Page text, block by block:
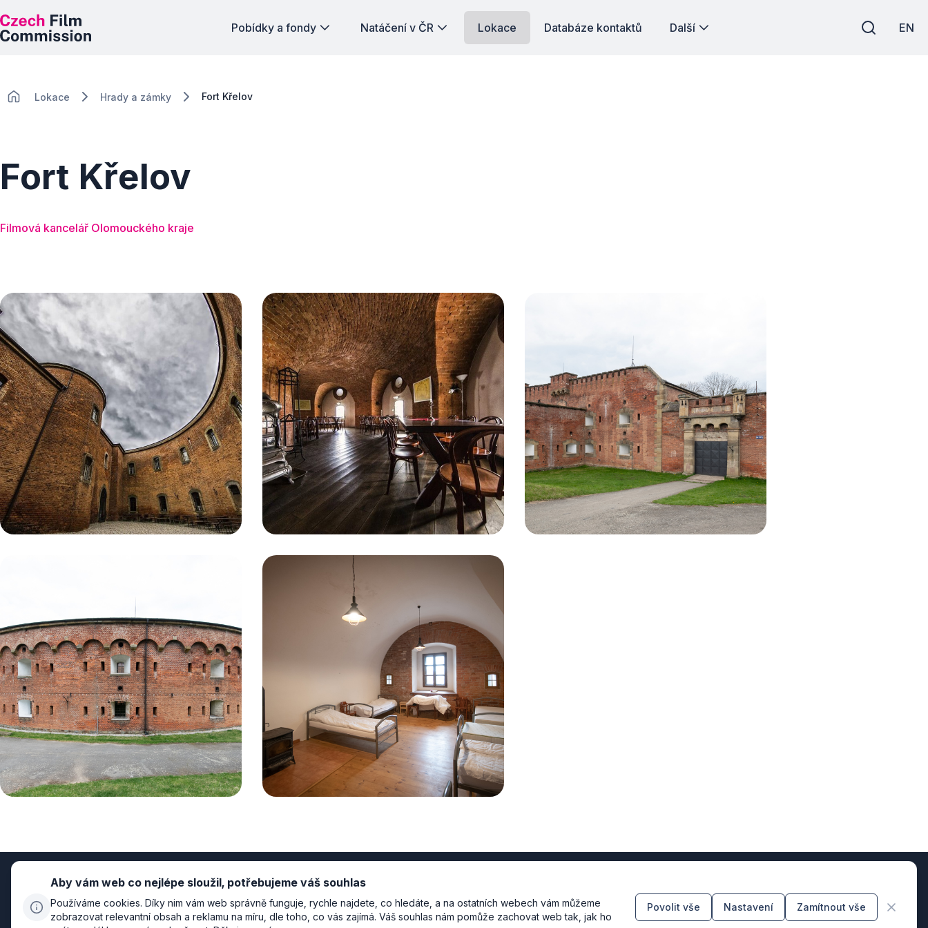
Pobídky a fondy Natáčení v ČR Lokace Databáze kontaktů Další EN
Lokace Hrady a zámky Fort Křelov
Fort Křelov
Filmová kancelář Olomouckého kraje
Aby vám web co nejlépe sloužil, potřebujeme váš souhlas
Používáme cookies. Díky nim vám web správně funguje, rychle najdete, co hledáte, a na ostatních webech vám můžeme
zobrazovat relevantní obsah a reklamu na míru, dle toho, co vás zajímá. Váš souhlas nám pomůže zachovat web tak, jak ho
Povolit vše Nastavení Zamítnout vše